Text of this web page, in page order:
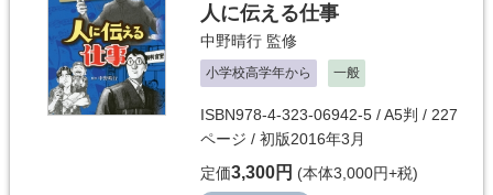
人に伝える仕事
中野晴行 監修
小学校高学年から 一般
ISBN978-4-323-06942-5 / A5判 / 227
ページ / 初版2016年3月
定価3,300円 (本体3,000円+税)